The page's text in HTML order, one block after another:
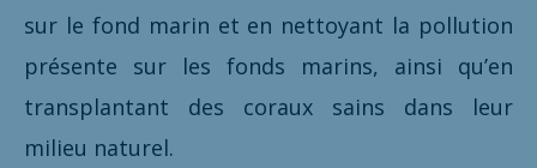
sur le fond marin et en nettoyant la pollution
présente sur les fonds marins, ainsi qu’en
transplantant des coraux sains dans leur
milieu naturel.